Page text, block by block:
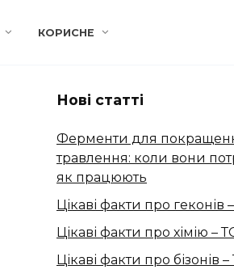
КОРИСНЕ
Нові статті
Ферменти для
травлення: коли вони
як працюють
Цікаві факти про геконів
Цікаві факти про хімію –
Цікаві факти про бізонів